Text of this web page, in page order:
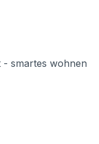
- smartes wohnen